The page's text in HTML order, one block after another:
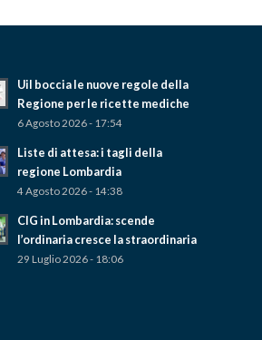
Uil boccia le nuove regole della
Regione per le ricette mediche
6 Agosto 2026 - 17:54
Liste di attesa: i tagli della
regione Lombardia
4 Agosto 2026 - 14:38
CIG in Lombardia: scende
l’ordinaria cresce la straordinaria
29 Luglio 2026 - 18:06